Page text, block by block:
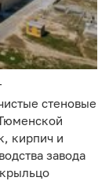
стеновые
кирпич и
завода